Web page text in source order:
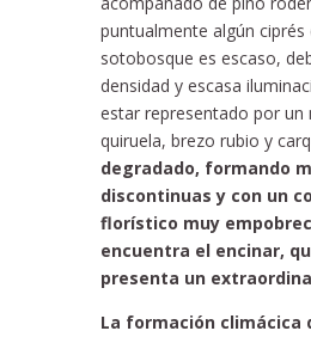
puntualmente algún ciprés
sotobosque es escaso,
densidad y escasa
estar representado por un
quiruela, brezo rubio y
degradado, formando
discontinuas y con un
florístico muy
encuentra el encinar,
presenta un
La formación climácica